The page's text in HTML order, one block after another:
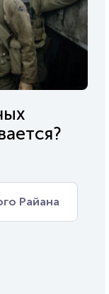
Райана